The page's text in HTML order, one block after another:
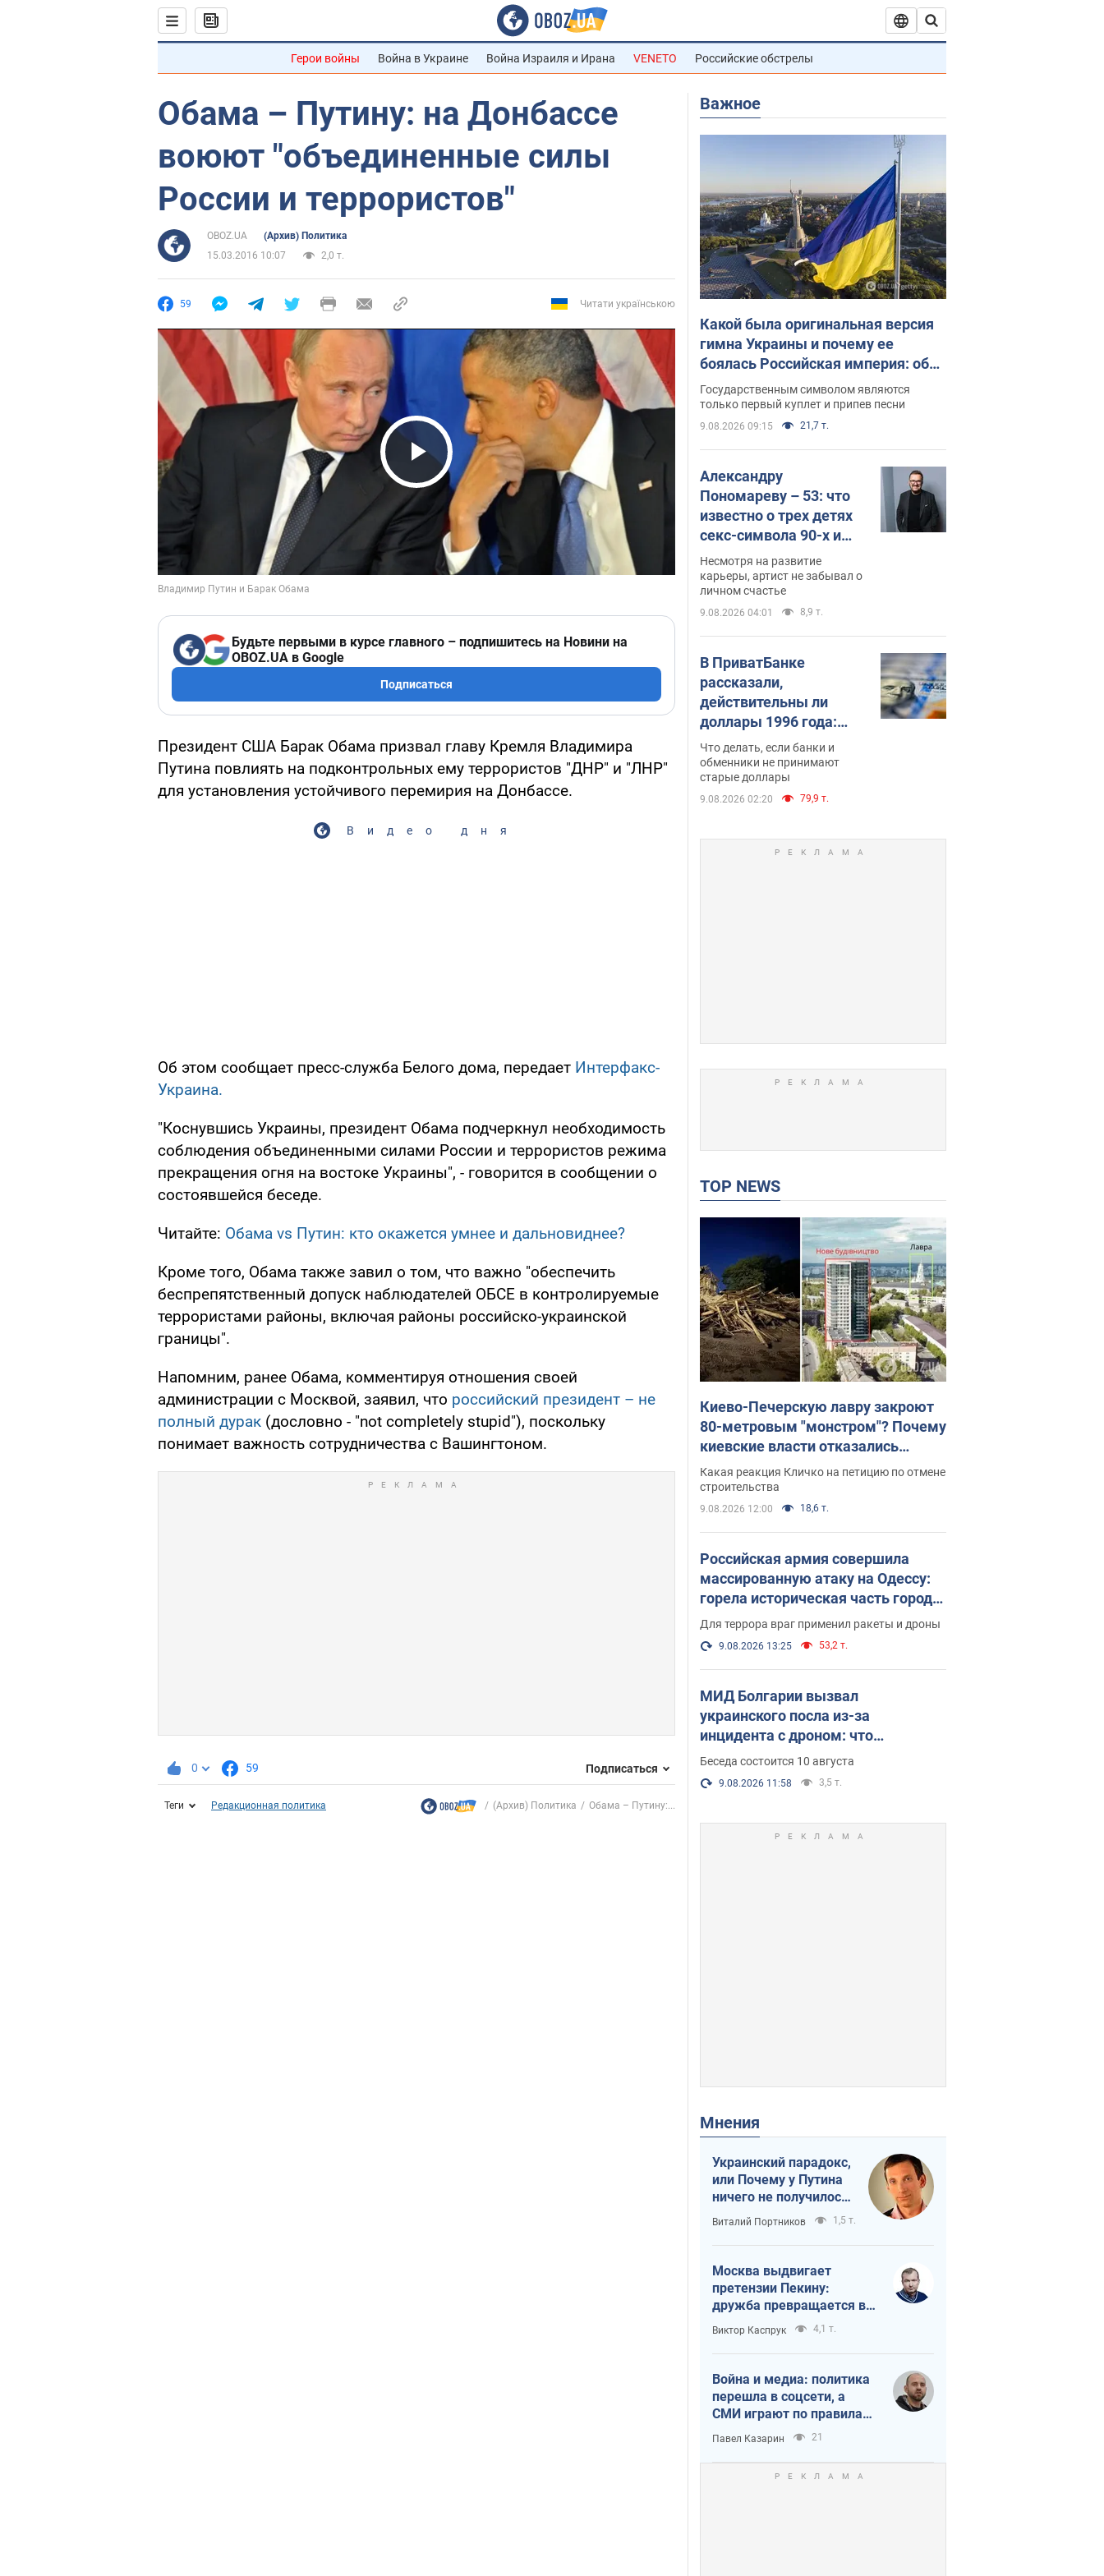
Герои войны Война в Украине Война Израиля и Ирана VENETO Российские обстрелы
Обама – Путину: на Донбассе
воюют "объединенные силы
России и террористов"
OBOZ.UA
(Архив) Политика
15.03.2016 10:07
2,0 т.
59 Читати українською
Play Video
Будьте первыми в курсе главного – подпишитесь на Новини на
OBOZ.UA в Google
Подписаться
Президент США Барак Обама призвал главу Кремля Владимира
Путина повлиять на подконтрольных ему террористов "ДНР" и "ЛНР"
для установления устойчивого перемирия на Донбассе.
Видео дня
Об этом сообщает пресс-служба Белого дома, передает Интерфакс-
Украина.
"Коснувшись Украины, президент Обама подчеркнул необходимость
соблюдения объединенными силами России и террористов режима
прекращения огня на востоке Украины", - говорится в сообщении о
состоявшейся беседе.
Читайте: Обама vs Путин: кто окажется умнее и дальновиднее?
Кроме того, Обама также завил о том, что важно "обеспечить
беспрепятственный допуск наблюдателей ОБСЕ в контролируемые
террористами районы, включая районы российско-украинской
границы".
Напомним, ранее Обама, комментируя отношения своей
администрации с Москвой, заявил, что российский президент – не
полный дурак (дословно - "not completely stupid"), поскольку
понимает важность сотрудничества с Вашингтоном.
0 59 Подписаться
Теги Редакционная политика (Архив) Политика Обама – Путину:...
Важное
Какой была оригинальная версия
гимна Украины и почему ее
боялась Российская империя: об
этом не рассказывают в школе
Государственным символом являются
только первый куплет и припев песни
9.08.2026 09:15 21,7 т.
Александру
Пономареву – 53: что
известно о трех детях
секс-символа 90-х и
как они выглядят
Несмотря на развитие
карьеры, артист не забывал о
личном счастье
9.08.2026 04:01 8,9 т.
В ПриватБанке
рассказали,
действительны ли
доллары 1996 года:
принимают ли
обменники и банки
такие купюры
Что делать, если банки и
обменники не принимают
старые доллары
9.08.2026 02:20 79,9 т.
TOP NEWS
Киево-Печерскую лавру закроют
80-метровым "монстром"? Почему
киевские власти отказались
остановить строительство
небоскреба "московского
верующего"
Какая реакция Кличко на петицию по отмене
строительства
9.08.2026 12:00 18,6 т.
Российская армия совершила
массированную атаку на Одессу:
горела историческая часть города,
есть пострадавшие. Фото и видео
Для террора враг применил ракеты и дроны
9.08.2026 13:25 53,2 т.
МИД Болгарии вызвал
украинского посла из-за
инцидента с дроном: что
произошло
Беседа состоится 10 августа
9.08.2026 11:58 3,5 т.
Мнения
Украинский парадокс,
или Почему у Путина
ничего не получилось
с Украиной
Виталий Портников 1,5 т.
Москва выдвигает
претензии Пекину:
дружба превращается в
зависимость России от
Китая
Виктор Каспрук 4,1 т.
Война и медиа: политика
перешла в соцсети, а
СМИ играют по правилам
YouTube
Павел Казарин 21